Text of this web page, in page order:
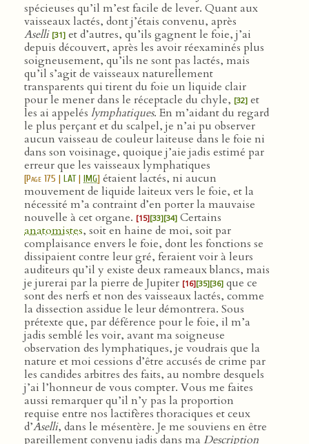
spécieuses qu’il m’est facile de lever. Quant aux
vaisseaux lactés, dont j’étais convenu, après
Aselli [31] et d’autres, qu’ils gagnent le foie, j’ai
depuis découvert, après les avoir réexaminés plus
soigneusement, qu’ils ne sont pas lactés, mais
qu’il s’agit de vaisseaux naturellement
transparents qui tirent du foie un liquide clair
pour le mener dans le réceptacle du chyle, [32] et
les ai appelés lymphatiques. En m’aidant du regard
le plus perçant et du scalpel, je n’ai pu observer
aucun vaisseau de couleur laiteuse dans le foie ni
dans son voisinage, quoique j’aie jadis estimé par
erreur que les vaisseaux lymphatiques
[Page 175 | LAT| IMG] étaient lactés, ni aucun
mouvement de liquide laiteux vers le foie, et la
nécessité m’a contraint d’en porter la mauvaise
nouvelle à cet organe. [15][33][34] Certains
anatomistes, soit en haine de moi, soit par
complaisance envers le foie, dont les fonctions se
dissipaient contre leur gré, feraient voir à leurs
auditeurs qu’il y existe deux rameaux blancs, mais
je jurerai par la pierre de Jupiter [16][35][36] que ce
sont des nerfs et non des vaisseaux lactés, comme
la dissection assidue le leur démontrera. Sous
prétexte que, par déférence pour le foie, il m’a
jadis semblé les voir, avant ma soigneuse
observation des lymphatiques, je voudrais que la
nature et moi cessions d’être accusés de crime par
les candides arbitres des faits, au nombre desquels
j’ai l’honneur de vous compter. Vous me faites
aussi remarquer qu’il n’y pas la proportion
requise entre nos lactifères thoraciques et ceux
d’Aselli, dans le mésentère. Je me souviens en être
pareillement convenu jadis dans ma Description